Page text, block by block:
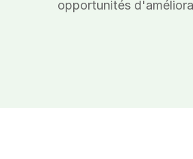
opportunités